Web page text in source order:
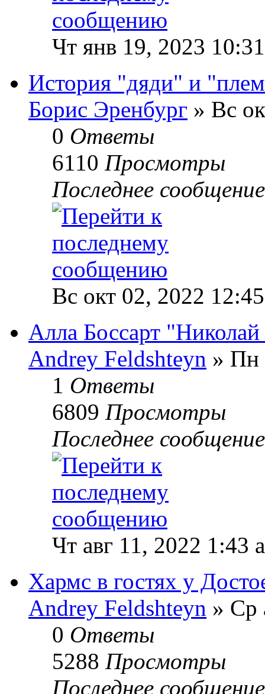
Чт янв 19, 2023
История "дяди" и
Борис Эренбург » Вс
0 Ответы
6110 Просмотры
Последнее
Вс окт 02, 2022
Алла Боссарт
Andrey Feldshteyn » Пн
1 Ответы
6809 Просмотры
Последнее
Чт авг 11, 2022 1:43
Хармс в гостях у
Andrey Feldshteyn » Ср
0 Ответы
5288 Просмотры
Последнее